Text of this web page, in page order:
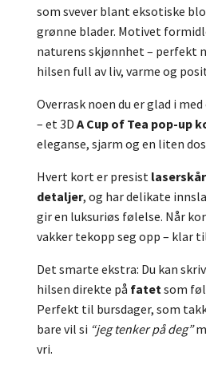
som svever blant eksotiske
grønne blader. Motivet
naturens skjønnhet – perfekt
hilsen full av liv, varme og
Overrask noen du er glad i
– et 3D A Cup of Tea pop-up
eleganse, sjarm og en liten
Hvert kort er presist
detaljer, og har delikate
gir en luksuriøs følelse. Når
vakker tekopp seg opp – klar
Det smarte ekstra: Du kan
hilsen direkte på fatet som
Perfekt til bursdager, som
bare vil si “jeg tenker på deg”
vri.